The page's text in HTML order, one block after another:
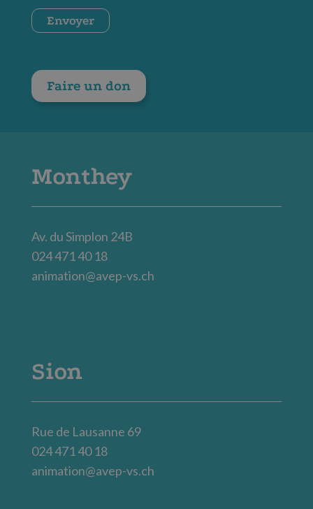
CAPTCHA
Envoyer
Faire un don
Monthey
Av. du Simplon 24B
024 471 40 18
animation@avep-vs.ch
Sion
Rue de Lausanne 69
024 471 40 18
animation@avep-vs.ch